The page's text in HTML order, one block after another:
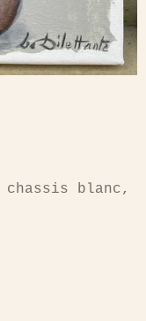
chassis blanc,